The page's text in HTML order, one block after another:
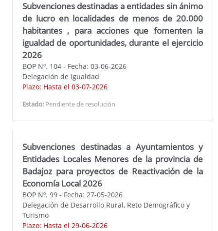
Subvenciones destinadas a entidades sin ánimo
de lucro en localidades de menos de 20.000
habitantes , para acciones que fomenten la
igualdad de oportunidades, durante el ejercicio
2026
BOP Nº. 104 - Fecha: 03-06-2026
Delegación de Igualdad
Plazo: Hasta el 03-07-2026
Estado: Pendiente de resolución
Subvenciones destinadas a Ayuntamientos y
Entidades Locales Menores de la provincia de
Badajoz para proyectos de Reactivación de la
Economía Local 2026
BOP Nº. 99 - Fecha: 27-05-2026
Delegación de Desarrollo Rural, Reto Demográfico y
Turismo
Plazo: Hasta el 29-06-2026